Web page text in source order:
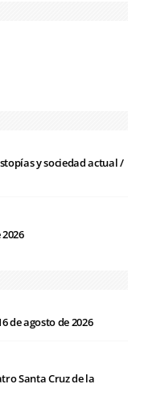
y sociedad actual /
de agosto de 2026
Santa Cruz de la